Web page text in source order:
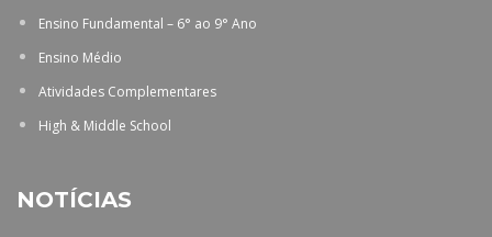
Ensino Fundamental – 6° ao 9° Ano
Ensino Médio
Atividades Complementares
High & Middle School
NOTÍCIAS